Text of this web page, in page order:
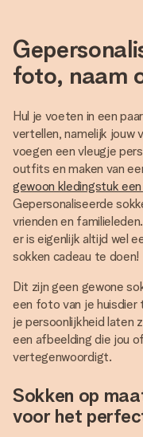
foto, naam
Hul je voeten in een
vertellen, namelijk jouw
voegen een vleugje
outfits en maken van
gewoon kledingstuk
Gepersonaliseerde
vrienden en
er is eigenlijk altijd wel
sokken cadeau te doen!
Dit zijn geen gewone
een foto van je huisdier
je persoonlijkheid laten
een afbeelding die jou
vertegenwoordigt.
Sokken op
voor het